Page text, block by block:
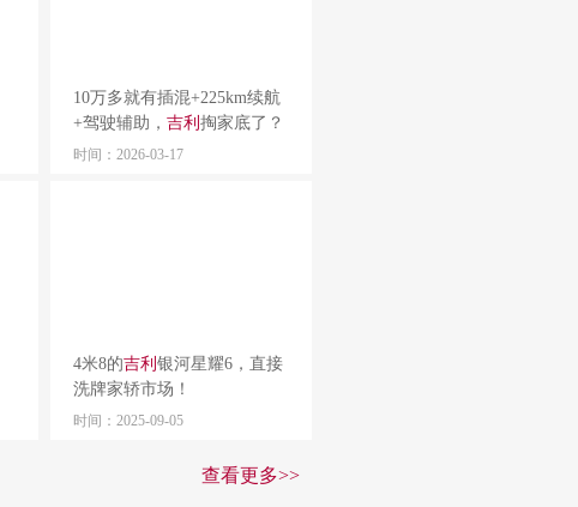
10万多就有插混+225km续航
+驾驶辅助， 吉利 掏家底了？
时间：2026-03-17
4米8的吉利 银河星耀6，直接
洗牌家轿市场！
时间：2025-09-05
查看更多>>